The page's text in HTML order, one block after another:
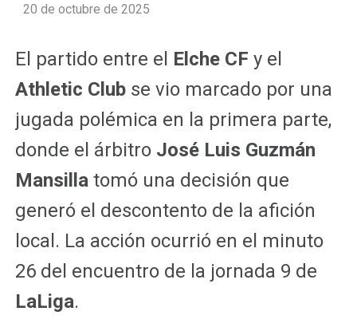
20 de octubre de 2025
El partido entre el Elche CF y el
Athletic Clubse vio marcado por una
jugada polémica en la primera parte,
donde el árbitro José Luis Guzmán
Mansillatomó una decisión que
generó el descontento de la afición
local. La acción ocurrió en el minuto
26 del encuentro de la jornada 9 de
LaLiga.